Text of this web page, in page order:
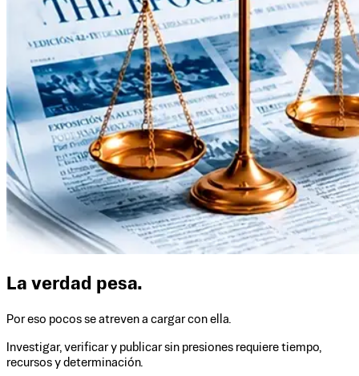
La verdad pesa.
Por eso pocos se atreven a cargar con ella.
Investigar, verificar y publicar sin presiones requiere tiempo,
recursos y determinación.